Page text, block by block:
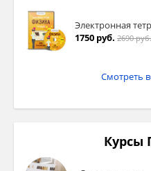
Электронная
1750 руб. 2690 руб.
Смотреть
Курсы